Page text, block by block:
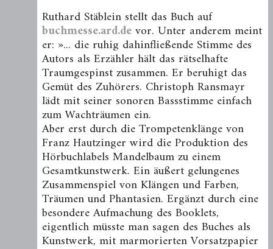
Ruthard Stäblein stellt das Buch auf
buchmesse.ard.devor. Unter anderem meint
er: »... die ruhig dahinfließende Stimme des
Autors als Erzähler hält das rätselhafte
Traumgespinst zusammen. Er beruhigt das
Gemüt des Zuhörers. Christoph Ransmayr
lädt mit seiner sonoren Bassstimme einfach
zum Wachträumen ein.
Aber erst durch die Trompetenklänge von
Franz Hautzinger wird die Produktion des
Hörbuchlabels Mandelbaum zu einem
Gesamtkunstwerk. Ein äußert gelungenes
Zusammenspiel von Klängen und Farben,
Träumen und Phantasien. Ergänzt durch eine
besondere Aufmachung des Booklets,
eigentlich müsste man sagen des Buches als
Kunstwerk, mit marmorierten Vorsatzpapier